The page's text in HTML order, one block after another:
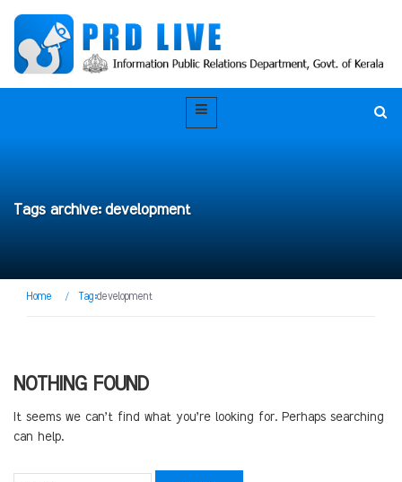
Tags archive: development
Home / Tag:development
NOTHING FOUND
It seems we can’t find what you’re looking for. Perhaps searching
can help.